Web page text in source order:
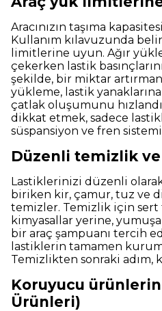
Aracınızın taşıma
Kullanım kılavuzunda
limitlerine uyun. Ağır
çekerken lastik
şekilde, bir miktar
yükleme, lastik
çatlak oluşumunu
dikkat etmek, sadece
süspansiyon ve fren
Düzenli temizlik
Lastiklerinizi düzenli
biriken kir, çamur, tuz ve
temizler. Temizlik için sert
kimyasallar yerine,
bir araç şampuanı tercih
lastiklerin tamamen
Temizlikten sonraki adım,
Koruyucu ürünlerin
Ürünleri)